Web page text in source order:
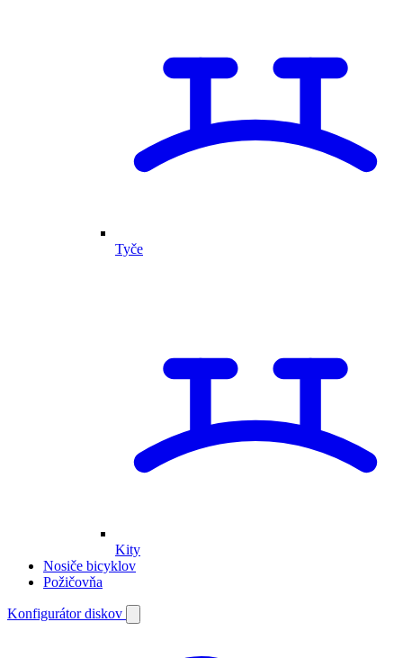
Tyče
Kity
Nosiče bicyklov
Požičovňa
Konfigurátor diskov
vyhľadávanie
Môj
účet